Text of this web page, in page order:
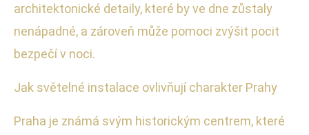
architektonické detaily, které by ve dne zůstaly
nenápadné, a zároveň může pomoci zvýšit pocit
bezpečí v noci.
Jak světelné instalace ovlivňují charakter Prahy
Praha je známá svým historickým centrem, které